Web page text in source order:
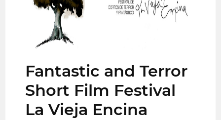
Fantastic and Terror
Short Film Festival
La Vieja Encina